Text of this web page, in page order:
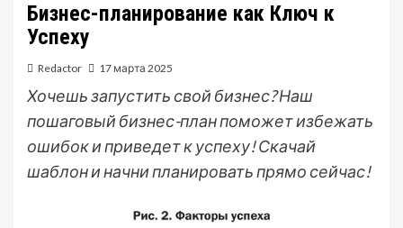
Бизнес-планирование как Ключ к
Успеху
Redactor 17 марта 2025
Хочешь запустить свой бизнес? Наш
пошаговый бизнес-план поможет избежать
ошибок и приведет к успеху! Скачай
шаблон и начни планировать прямо сейчас!